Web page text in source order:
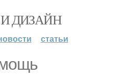
ДИЗАЙН
статьи